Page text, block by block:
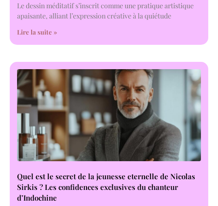
Le dessin méditatif s’inscrit comme une pratique artistique
apaisante, alliant l’expression créative à la quiétude
Lire la suite »
Quel est le secret de la jeunesse eternelle de Nicolas
Sirkis ? Les confidences exclusives du chanteur
d’Indochine